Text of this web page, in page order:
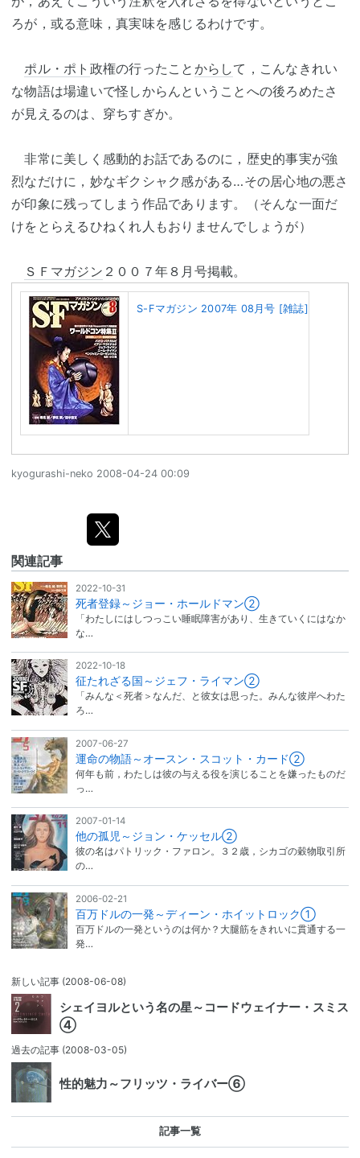
ろが，或る意味，真実味を感じるわけです。
ポル・ポト 政権の行ったこと からして，こんなきれい
な物語は場違いで怪しからんということへの後ろめたさ
が見えるのは、穿ちすぎか。
非常に美しく感動的お話であるのに，歴史的事実が強
烈なだけに，妙なギクシャク感がある…その居心地の悪さ
が印象に残ってしまう作品であります。（そんな一面だ
けをとらえるひねくれ人もおりませんでしょうが）
ＳＦマガジン ２００７年８月号掲載。
S-Fマガジン 2007年 08月号 [雑誌]
kyogurashi-neko 2008-04-24 00:09
関連記事
2022-10-31
死者登録～ジョー・ホールドマン②
「わたしにはしつっこい睡眠障害があり、生きていくにはなか
な…
2022-10-18
征たれざる国～ジェフ・ライマン②
「みんな＜死者＞なんだ、と彼女は思った。みんな彼岸へわた
ろ…
2007-06-27
運命の物語～オースン・スコット・カード②
何年も前，わたしは彼の与える役を演じることを嫌ったものだ
っ…
2007-01-14
他の孤児～ジョン・ケッセル②
彼の名はパトリック・ファロン。３２歳，シカゴの穀物取引所
の…
2006-02-21
百万ドルの一発～ディーン・ホイットロック①
百万ドルの一発というのは何か？大腿筋をきれいに貫通する一
発…
新しい記事 (2008-06-08)
シェイヨルという名の星～コードウェイナー・スミス
④
過去の記事 (2008-03-05)
性的魅力～フリッツ・ライバー⑥
記事一覧